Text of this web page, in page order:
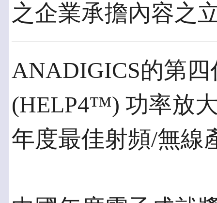
之企業承擔內容之
ANADIGICS的第
(HELP4™) 功率放
年度最佳射頻/無線